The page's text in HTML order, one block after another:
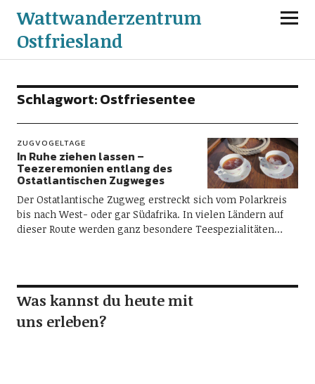
Wattwanderzentrum
Ostfriesland
Schlagwort:Ostfriesentee
ZUGVOGELTAGE
In Ruhe ziehen lassen –
Teezeremonien entlang des
Ostatlantischen Zugweges
Der Ostatlantische Zugweg erstreckt sich vom Polarkreis
bis nach West- oder gar Südafrika. In vielen Ländern auf
dieser Route werden ganz besondere Teespezialitäten…
Was kannst du heute mit
uns erleben?